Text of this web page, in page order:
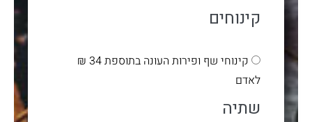
קינוחים
קינוחי שף ופירות העונה בתוספת 34 ₪
לאדם
שתיה